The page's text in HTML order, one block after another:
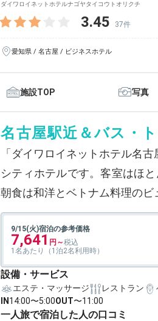
ダイワロイネットホテルナゴヤタイコウトオリクチ
3.45 37件
愛知県 / 名古屋 / ビジネスホテル
施設TOP 写真
名古屋駅近＆バス・
「ダイワロイネットホテル名
シティホテルです。客室はほ
朝食は和洋とベトナム料理のビ
9/15(火)宿泊の参考価格
7,641
1名あたり（1泊2名利用時）
設備・サービス
エステ・マッサージ レストラン
IN 14:00〜5:00OUT〜11:00
一人旅で宿泊した人の口コミ